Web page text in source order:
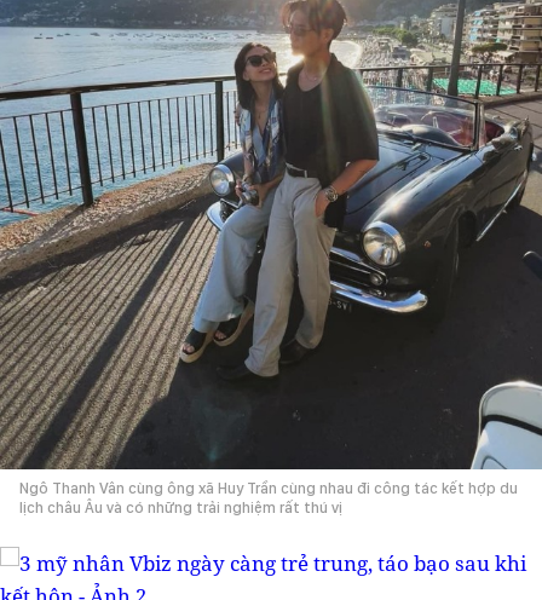
Ngô Thanh Vân cùng ông xã Huy Trần cùng nhau đi công tác kết hợp du
lịch châu Âu và có những trải nghiệm rất thú vị